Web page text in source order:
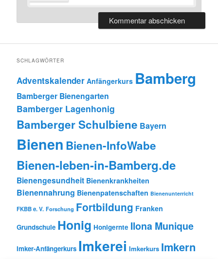
SCHLAGWÖRTER
Adventskalender Anfängerkurs Bamberg
Bamberger Bienengarten
Bamberger Lagenhonig
Bamberger Schulbiene Bayern
Bienen Bienen-InfoWabe
Bienen-leben-in-Bamberg.de
Bienengesundheit Bienenkrankheiten
Bienennahrung Bienenpatenschaften Bienenunterricht
FKBB e. V. Forschung Fortbildung Franken
Grundschule Honig Honigernte Ilona Munique
Imker-Anfängerkurs Imkerei Imkerkurs Imkern